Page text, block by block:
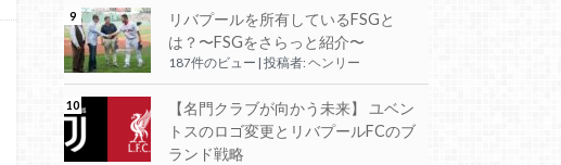
リバプールを所有しているFSGと
は？〜FSGをさらっと紹介〜
187件のビュー | 投稿者: ヘンリー
【名門クラブが向かう未来】 ユベン
トスのロゴ変更とリバプールFCのブ
ランド戦略